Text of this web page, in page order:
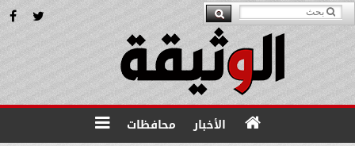
الأخبار محافظات